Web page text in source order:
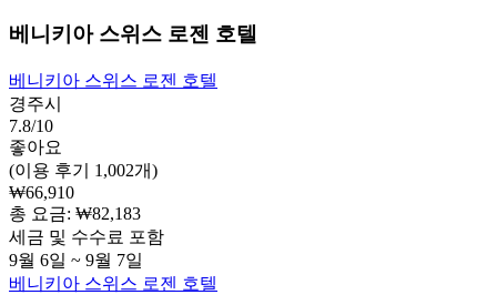
베니키아 스위스 로젠 호텔
베니키아 스위스 로젠 호텔
경주시
7.8/10
좋아요
(이용 후기 1,002개)
₩66,910
총 요금: ₩82,183
세금 및 수수료 포함
9월 6일 ~ 9월 7일
베니키아 스위스 로젠 호텔